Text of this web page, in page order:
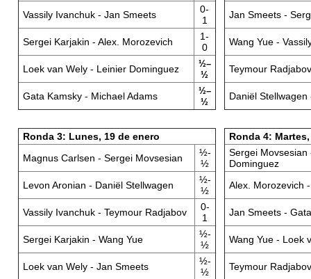
Vassily Ivanchuk - Jan Smeets
0-
1
Sergei Karjakin - Alex. Morozevich
1-
0
Loek van Wely - Leinier Dominguez
½–
½
Gata Kamsky - Michael Adams
½–
½
Jan Smeets -
Wang Yue -
Teymour
Daniël
Ronda 3: Lunes, 19 de enero
Magnus Carlsen - Sergei Movsesian
½-
½
Levon Aronian - Daniël Stellwagen
½-
½
Vassily Ivanchuk - Teymour Radjabov
0-
1
Sergei Karjakin - Wang Yue
½-
½
Loek van Wely - Jan Smeets
½-
½
Ronda 4:
Sergei Movsesian
Dominguez
Alex. Morozevich
Jan Smeets -
Wang Yue - Loek
Teymour